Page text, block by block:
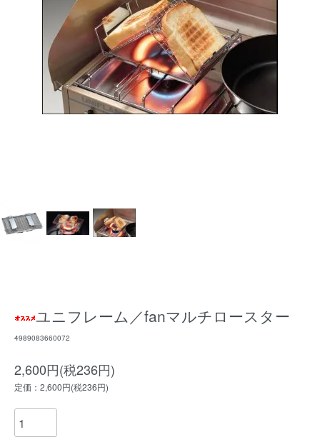
ユニフレーム／fanマルチロースター
4989083660072
2,600円(税236円)
定価：2,600円(税236円)